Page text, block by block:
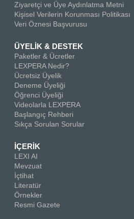
Ziyaretçi ve Üye Aydınlatma Metni
Kişisel Verilerin Korunması Politikası
Veri Öznesi Başvurusu
ÜYELİK & DESTEK
Paketler & Ücretler
LEXPERA Nedir?
Ücretsiz Üyelik
Deneme Üyeliği
Öğrenci Üyeliği
Videolarla LEXPERA
Başlangıç Rehberi
Sıkça Sorulan Sorular
İÇERİK
LEXI AI
Mevzuat
İçtihat
Literatür
Örnekler
Resmi Gazete